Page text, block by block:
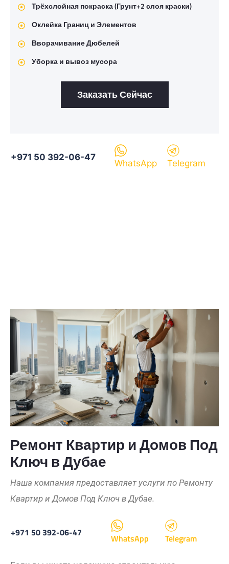
Трёхслойная покраска (Грунт+2 слоя краски)
Оклейка Границ и Элементов
Вворачивание Дюбелей
Уборка и вывоз мусора
Заказать Сейчас
+971 50 392-06-47
WhatsApp Telegram
Ремонт Квартир и Домов Под
Ключ в Дубае
Наша компания предоставляет услуги по Ремонту
Квартир и Домов Под Ключ в Дубае.
+971 50 392-06-47 WhatsApp Telegram